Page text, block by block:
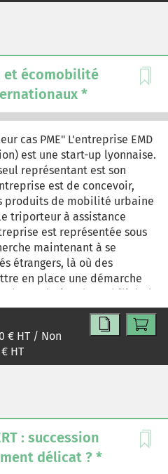
et écomobilité
*
cas PME" L'entreprise EMD
est une start-up lyonnaise.
représentant est son
est de concevoir,
de mobilité urbaine
triporteur à assistance
est représentée sous
maintenant à se
étrangers, là où des
en place une démarche
leur solution de mobilité. Il
interne et externe
de l'aider à sélectionner
cinq marchés
des préconisations
être formulées.
€ HT / Non
€ HT
: succession
délicat ? *